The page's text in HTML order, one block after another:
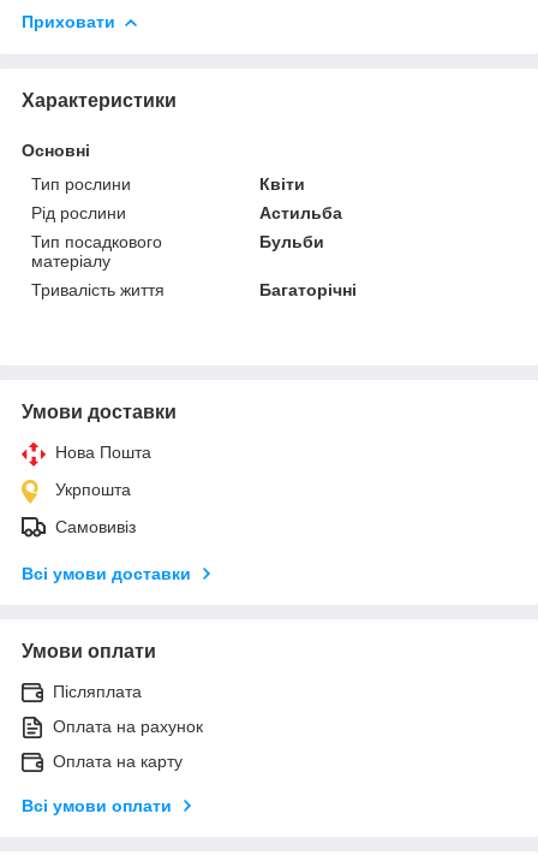
Приховати
Характеристики
Основні
Тип рослини
Квіти
Рід рослини
Астильба
Тип посадкового
матеріалу
Бульби
Тривалість життя Багаторічні
Умови доставки
Нова Пошта
Укрпошта
Самовивіз
Всі умови доставки
Умови оплати
Післяплата
Оплата на рахунок
Оплата на карту
Всі умови оплати